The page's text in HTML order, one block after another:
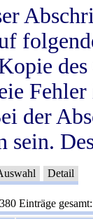
der
sein.
Detail
Einträge gesamt: